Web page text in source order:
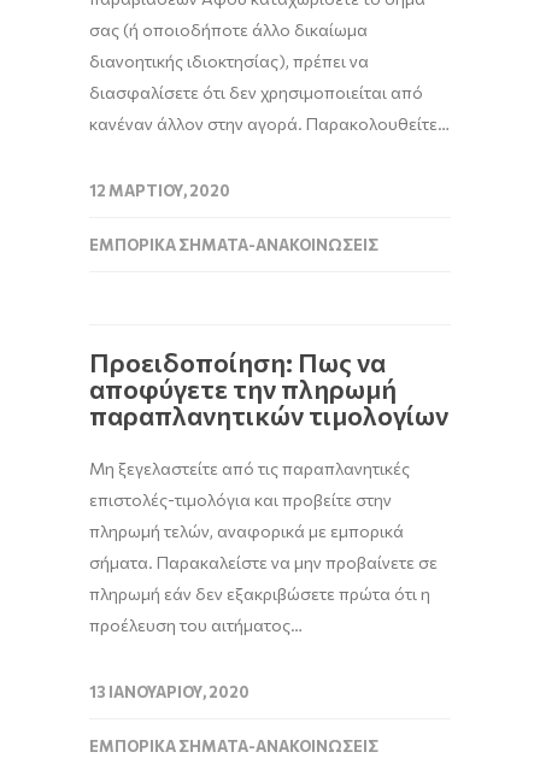
σας (ή οποιοδήποτε άλλο δικαίωμα
διανοητικής ιδιοκτησίας), πρέπει να
διασφαλίσετε ότι δεν χρησιμοποιείται από
κανέναν άλλον στην αγορά. Παρακολουθείτε…
12 ΜΑΡΤΊΟΥ, 2020
ΕΜΠΟΡΙΚΆ ΣΉΜΑΤΑ-ΑΝΑΚΟΙΝΏΣΕΙΣ
Προειδοποίηση: Πως να
αποφύγετε την πληρωμή
παραπλανητικών τιμολογίων
Μη ξεγελαστείτε από τις παραπλανητικές
επιστολές-τιμολόγια και προβείτε στην
πληρωμή τελών, αναφορικά με εμπορικά
σήματα. Παρακαλείστε να μην προβαίνετε σε
πληρωμή εάν δεν εξακριβώσετε πρώτα ότι η
προέλευση του αιτήματος…
13 ΙΑΝΟΥΑΡΊΟΥ, 2020
ΕΜΠΟΡΙΚΆ ΣΉΜΑΤΑ-ΑΝΑΚΟΙΝΏΣΕΙΣ